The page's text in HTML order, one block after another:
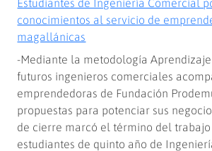
y
continuidad
estudios
Estudiantes de Ingeniería Comercial
conocimientos al servicio de
magallánicas
-Mediante la metodología Aprendizaje
futuros ingenieros comerciales
emprendedoras de Fundación
propuestas para potenciar sus
de cierre marcó el término del
estudiantes de quinto año de